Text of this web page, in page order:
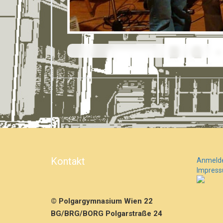
E
e
l
e
n
m
e
r
…
Kontakt
© Polgargymnasium Wien 22
BG/BRG/BORG Polgarstraße 24